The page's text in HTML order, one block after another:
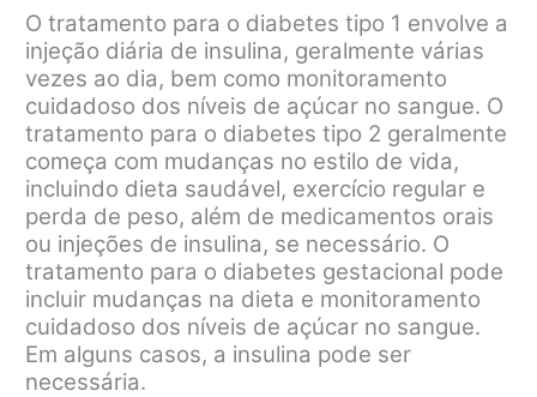
O tratamento para o diabetes tipo 1 envolve a
injeção diária de insulina, geralmente várias
vezes ao dia, bem como monitoramento
cuidadoso dos níveis de açúcar no sangue. O
tratamento para o diabetes tipo 2 geralmente
começa com mudanças no estilo de vida,
incluindo dieta saudável, exercício regular e
perda de peso, além de medicamentos orais
ou injeções de insulina, se necessário. O
tratamento para o diabetes gestacional pode
incluir mudanças na dieta e monitoramento
cuidadoso dos níveis de açúcar no sangue.
Em alguns casos, a insulina pode ser
necessária.